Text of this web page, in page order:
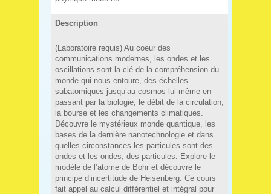
Description
(Laboratoire requis) Au coeur des
communications modernes, les ondes et les
oscillations sont la clé de la compréhension du
monde qui nous entoure, des échelles
subatomiques jusqu’au cosmos lui-même en
passant par la biologie, le débit de la circulation,
la bourse et les changements climatiques.
Découvre le mystérieux monde quantique, les
bases de la dernière nanotechnologie et dans
quelles circonstances les particules sont des
ondes et les ondes, des particules. Explore le
modèle de l’atome de Bohr et découvre le
principe d’incertitude de Heisenberg. Ce cours
fait appel au calcul différentiel et intégral pour